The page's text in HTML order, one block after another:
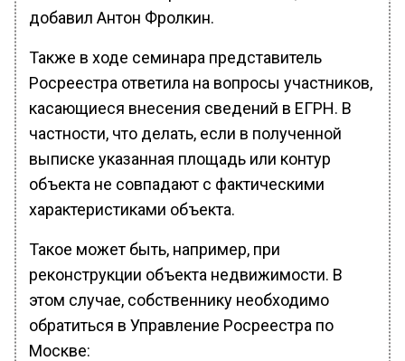
добавил Антон Фролкин.
Также в ходе семинара представитель
Росреестра ответила на вопросы участников,
касающиеся внесения сведений в ЕГРН. В
частности, что делать, если в полученной
выписке указанная площадь или контур
объекта не совпадают с фактическими
характеристиками объекта.
Такое может быть, например, при
реконструкции объекта недвижимости. В
этом случае, собственнику необходимо
обратиться в Управление Росреестра по
Москве: